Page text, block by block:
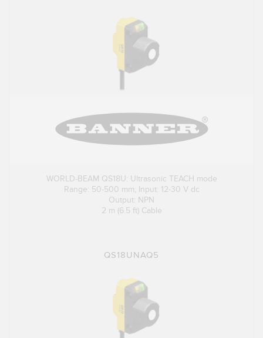
WORLD-BEAM QS18U: Ultrasonic TEACH mode
Range: 50-500 mm; Input: 12-30 V dc
Output: NPN
2 m (6.5 ft) Cable
QS18UNAQ5